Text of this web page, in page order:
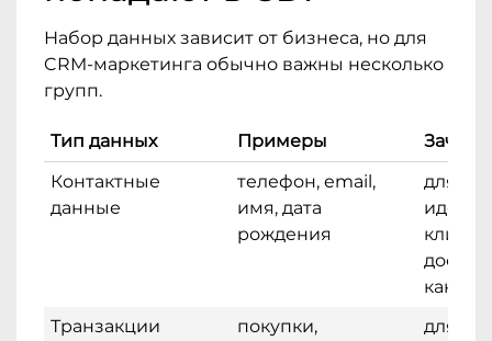
Набор данных зависит от бизнеса, но для
CRM-маркетинга обычно важны несколько
групп.
Тип данных Примеры
Зачем
Контактные
данные
телефон, email,
имя, дата
рождения
для
Транзакции
покупки,
для